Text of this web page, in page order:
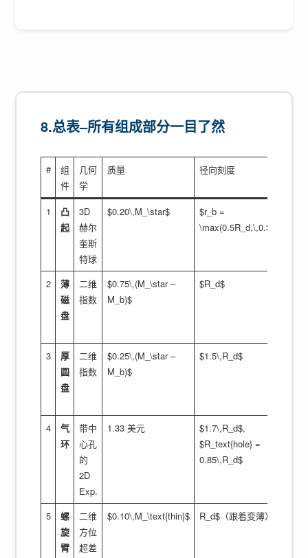
8.总表–所有组成部分一目了然
#
组
件
几何
学
质量 径向刻度
1
凸
起
3D
赫尔
奎斯
特球
$0.20\,M_\star$
$r_b =
\max(0.5R_d,\,0.3)$
2
薄
磁
盘
二维
指数
$0.75\,(M_\star –
M_b)$
$R_d$
3
厚
圆
盘
二维
指数
$0.25\,(M_\star –
M_b)$
$1.5\,R_d$
4
气
环
带中
心孔
的
2D
Exp.
1.33 美元
$1.7\,R_d$,
$R_text{hole} =
0.85\,R_d$
5
螺
旋
臂
二维
方位
超差
$0.10\,M_\text{thin}$ R_d$（跟着变薄）